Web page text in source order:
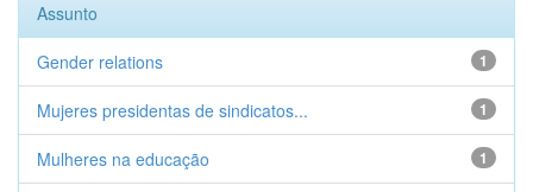
Assunto
1
Gender relations
1
Mujeres presidentas de sindicatos...
1
Mulheres na educação